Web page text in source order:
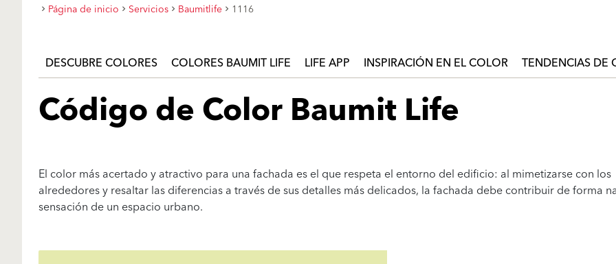
Página de inicio Servicios Baumitlife 1116
DESCUBRE COLORES COLORES BAUMIT LIFE LIFE APP INSPIRACIÓN EN EL COLOR TENDENCIAS DE
Código de Color Baumit Life
El color más acertado y atractivo para una fachada es el que respeta el entorno del edificio: al mimetizarse con los
alrededores y resaltar las diferencias a través de sus detalles más delicados, la fachada debe contribuir de forma
sensación de un espacio urbano.